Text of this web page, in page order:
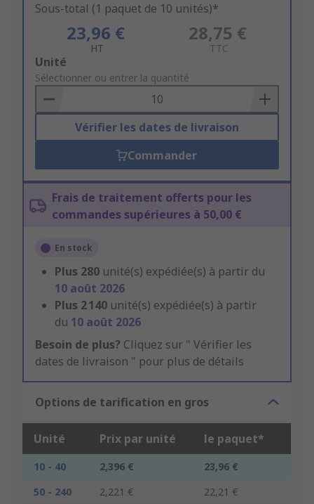
Sous-total (1 paquet de 10 unités)*
23,96 €
HT
28,75 €
TTC
Add
to
Basket
Unité
Sélectionner ou entrer la quantité
Vérifier les dates de livraison
Commander
Frais de traitement offerts pour les
commandes supérieures à 50,00 €
En stock
Plus 280 unité(s) expédiée(s) à partir du
10 août 2026
Plus 2 140 unité(s) expédiée(s) à partir
du 10 août 2026
Besoin de plus? Cliquez sur " Vérifier les
dates de livraison " pour plus de détails
Options de tarification en gros
Unité Prix par unité le paquet*
10 - 40 2,396 €
23,96 €
50 - 240
2,221 €
22,21 €